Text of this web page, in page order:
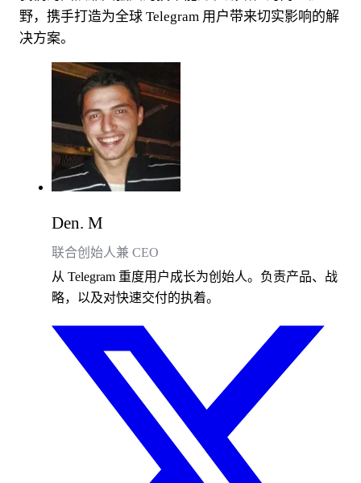
野，携手打造为全球 Telegram 用户带来切实影响的解
决方案。
Den. M
联合创始人兼 CEO
从 Telegram 重度用户成长为创始人。负责产品、战
略，以及对快速交付的执着。